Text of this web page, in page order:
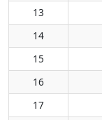
13
14
15
16
17